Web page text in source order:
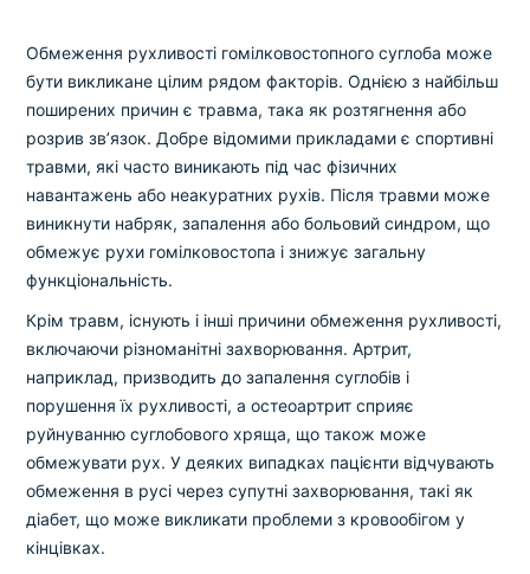
Обмеження рухливості гомілковостопного суглоба може
бути викликане цілим рядом факторів. Однією з найбільш
поширених причин є травма, така як розтягнення або
розрив зв’язок. Добре відомими прикладами є спортивні
травми, які часто виникають під час фізичних
навантажень або неакуратних рухів. Після травми може
виникнути набряк, запалення або больовий синдром, що
обмежує рухи гомілковостопа і знижує загальну
функціональність.
Крім травм, існують і інші причини обмеження рухливості,
включаючи різноманітні захворювання. Артрит,
наприклад, призводить до запалення суглобів і
порушення їх рухливості, а остеоартрит сприяє
руйнуванню суглобового хряща, що також може
обмежувати рух. У деяких випадках пацієнти відчувають
обмеження в русі через супутні захворювання, такі як
діабет, що може викликати проблеми з кровообігом у
кінцівках.